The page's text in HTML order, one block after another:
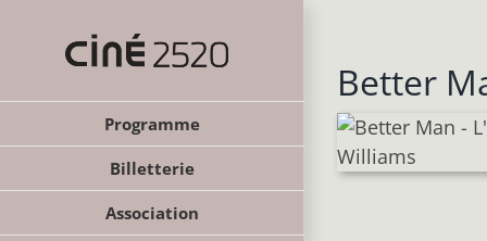
contenu
Programme
Billetterie
Association
Better